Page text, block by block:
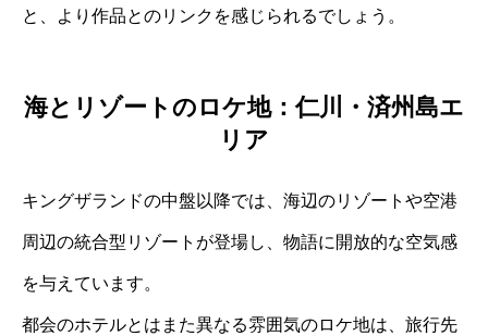
と、より作品とのリンクを感じられるでしょう。
海とリゾートのロケ地：仁川・済州島エ
リア
キングザランドの中盤以降では、海辺のリゾートや空港
周辺の統合型リゾートが登場し、物語に開放的な空気感
を与えています。
都会のホテルとはまた異なる雰囲気のロケ地は、旅行先